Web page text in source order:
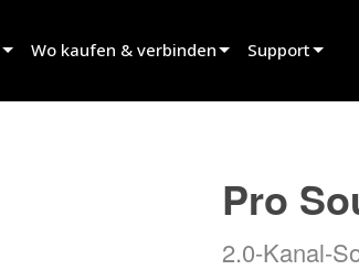
Wo kaufen & verbinden Support
Berater-Portal
Software
Pro
2.0-Kanal-